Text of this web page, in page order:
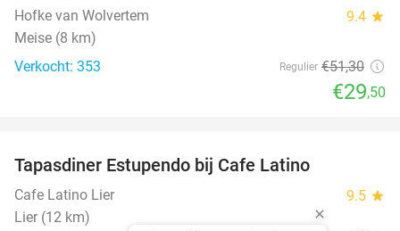
Hofke van Wolvertem 9.4 star
Meise (8 km)
Verkocht: 353
Regulier €51,30
€29,50
Tapasdiner Estupendo bij Cafe Latino
Cafe Latino Lier 9.5 star
Lier (12 km)